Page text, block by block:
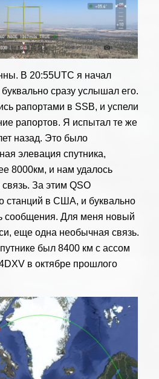
В 20:55UTC я начал
сразу услышал его.
рапортами в SSB, и успели
рапортов. Я испытал те же
назад. Это было
элевация спутника,
8000км, и нам удалось
За этим QSO
станций в США, и буквально
сообщения. Для меня новый
еще одна необычная связь.
был 8400 км с ассом
в октябре прошлого